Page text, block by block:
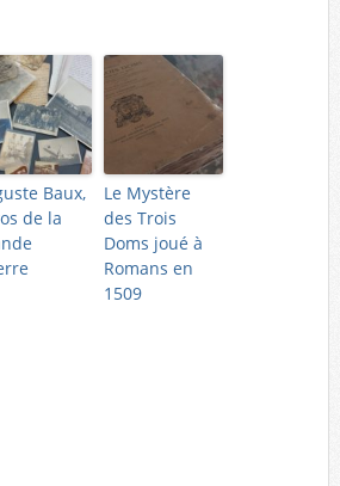
Baux,
de la
Le Mystère
des Trois
Doms joué à
Romans en
1509